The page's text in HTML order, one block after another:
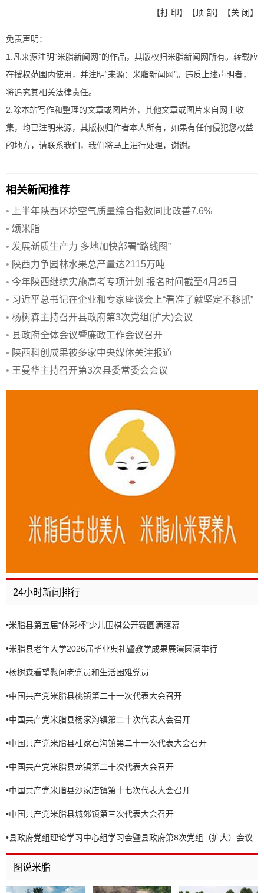
【打 印】【顶 部】【关 闭】
免责声明：
1.凡来源注明“米脂新闻网”的作品，其版权归米脂新闻网所有。转载应
在授权范围内使用，并注明“来源：米脂新闻网”。违反上述声明者，
将追究其相关法律责任。
2.除本站写作和整理的文章或图片外，其他文章或图片来自网上收
集，均已注明来源，其版权归作者本人所有，如果有任何侵犯您权益
的地方，请联系我们，我们将马上进行处理，谢谢。
相关新闻推荐
•
上半年陕西环境空气质量综合指数同比改善7.6%
• 颂米脂
• 发展新质生产力 多地加快部署“路线图”
• 陕西力争园林水果总产量达2115万吨
• 今年陕西继续实施高考专项计划 报名时间截至4月25日
• 习近平总书记在企业和专家座谈会上“看准了就坚定不移抓”
• 杨树森主持召开县政府第3次党组(扩大)会议
• 县政府全体会议暨廉政工作会议召开
• 陕西科创成果被多家中央媒体关注报道
• 王曼华主持召开第3次县委常委会会议
24小时新闻排行
•米脂县第五届“体彩杯”少儿围棋公开赛圆满落幕
•米脂县老年大学2026届毕业典礼暨教学成果展演圆满举行
•杨树森看望慰问老党员和生活困难党员
•中国共产党米脂县桃镇第二十一次代表大会召开
•中国共产党米脂县杨家沟镇第二十次代表大会召开
•中国共产党米脂县杜家石沟镇第二十一次代表大会召开
•中国共产党米脂县龙镇第二十次代表大会召开
•中国共产党米脂县沙家店镇第十七次代表大会召开
•中国共产党米脂县城郊镇第三次代表大会召开
•县政府党组理论学习中心组学习会暨县政府第8次党组（扩大）会议
召开
图说米脂